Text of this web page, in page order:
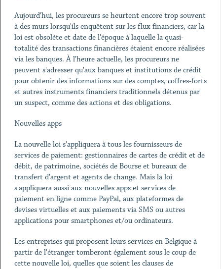
Aujourd'hui, les procureurs se heurtent encore trop souvent
à des murs lorsqu'ils enquêtent sur les flux financiers, car la
loi est obsolète et date de l'époque à laquelle la quasi-
totalité des transactions financières étaient encore réalisées
via les banques. À l'heure actuelle, les procureurs ne
peuvent s'adresser qu'aux banques et institutions de crédit
pour obtenir des informations sur des comptes, coffres-forts
et autres instruments financiers traditionnels détenus par
un suspect, comme des actions et des obligations.
Nouvelles apps
La nouvelle loi s'appliquera à tous les fournisseurs de
services de paiement: gestionnaires de cartes de crédit et de
débit, de patrimoine, sociétés de Bourse et bureaux de
transfert d'argent et agents de change. Mais la loi
s'appliquera aussi aux nouvelles apps et services de
paiement en ligne comme PayPal, aux plateformes de
devises virtuelles et aux paiements via SMS ou autres
applications pour smartphones et/ou ordinateurs.
Les entreprises qui proposent leurs services en Belgique à
partir de l'étranger tomberont également sous le coup de
cette nouvelle loi, quelles que soient les clauses de